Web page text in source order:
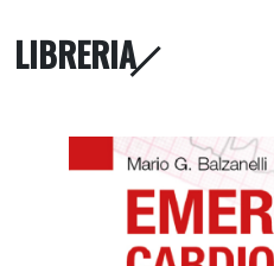
LIBRERIA